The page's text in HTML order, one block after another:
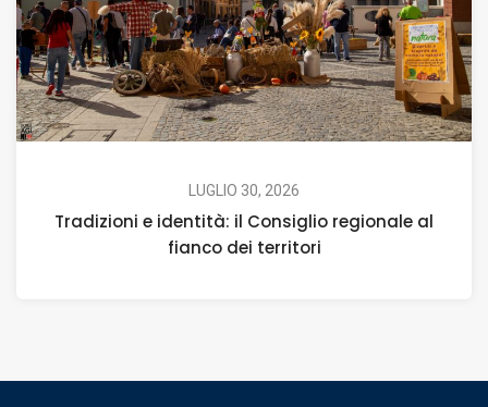
LUGLIO 30, 2026
Tradizioni e identità: il Consiglio regionale al
fianco dei territori